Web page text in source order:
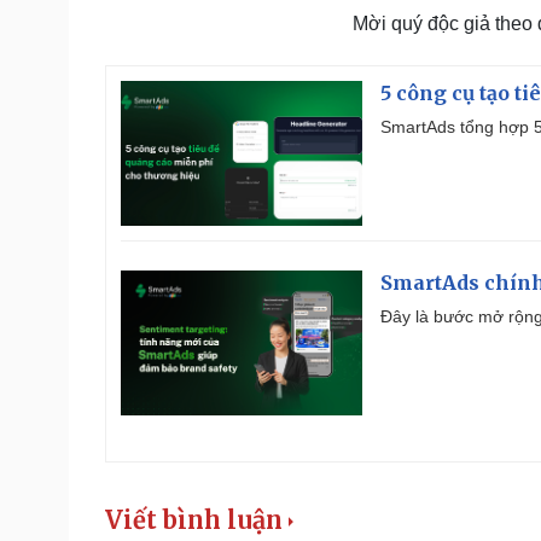
Mời quý độc giả theo
5 công cụ tạo
SmartAds tổng hợp
SmartAds
Đây là bước mở
Viết bình luận